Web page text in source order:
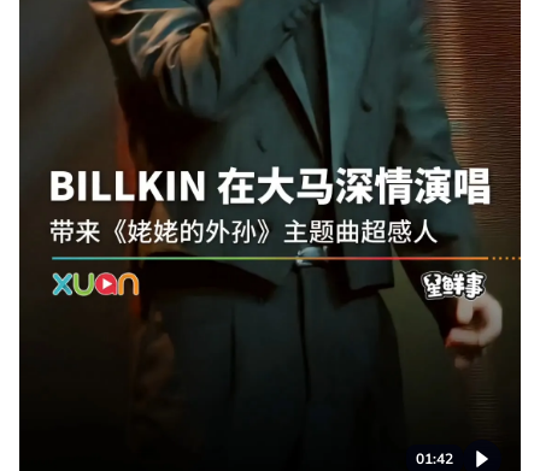
01:42